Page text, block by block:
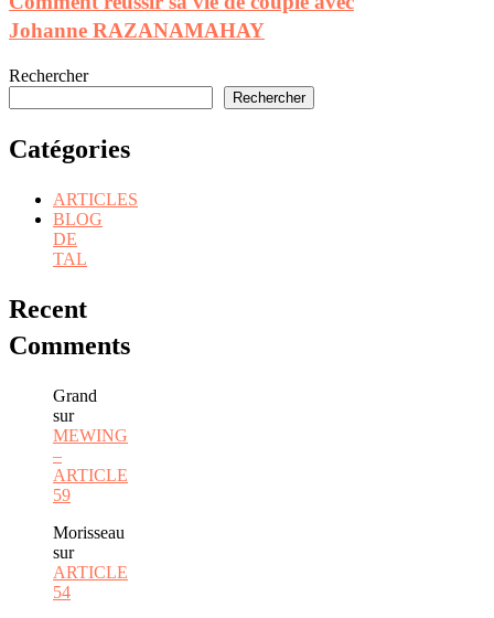
Johanne RAZANAMAHAY
Rechercher
Rechercher
Catégories
ARTICLES
BLOG
DE
TAL
Recent
Comments
Grand
sur
MEWING
–
ARTICLE
59
Morisseau
sur
ARTICLE
54